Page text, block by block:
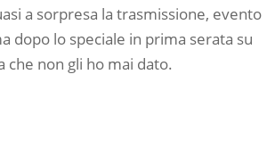
a sorpresa la trasmissione, evento
dopo lo speciale in prima serata su
che non gli ho mai dato.